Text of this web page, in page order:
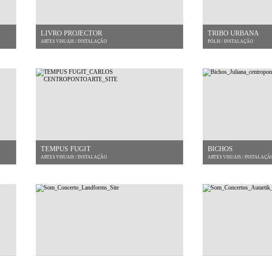
LIVRO PROJECTOR
ARTES VISUAIS / INSTALAÇÃO
TRIBO URBANA
PÓLIS / INSTALAÇÃO
TEMPUS FUGIT
ARTES VISUAIS / INSTALAÇÃO
BICHOS
ARTES VISUAIS /